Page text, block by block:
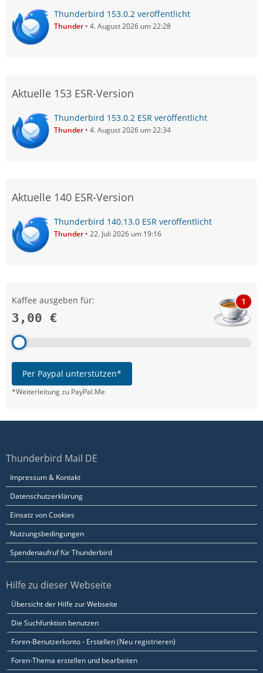
Thunderbird 153.0.2 veröffentlicht
Thunder 4. August 2026 um 22:28
Aktuelle 153 ESR-Version
Thunderbird 153.0.2 ESR veröffentlicht
Thunder 4. August 2026 um 22:34
Aktuelle 140 ESR-Version
Thunderbird 140.13.0 ESR veröffentlicht
Thunder 22. Juli 2026 um 19:16
Kaffee ausgeben für:
3,00 €
1
Per Paypal unterstützen*
*Weiterleitung zu PayPal.Me
Thunderbird Mail DE
Impressum & Kontakt
Datenschutzerklärung
Einsatz von Cookies
Nutzungsbedingungen
Spendenaufruf für Thunderbird
Hilfe zu dieser Webseite
Übersicht der Hilfe zur Webseite
Die Suchfunktion benutzen
Foren-Benutzerkonto - Erstellen (Neu registrieren)
Foren-Thema erstellen und bearbeiten